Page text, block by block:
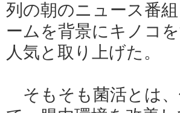
列の朝のニュース番
ームを背景にキノコ
人気と取り上げた。
そもそも菌活とは